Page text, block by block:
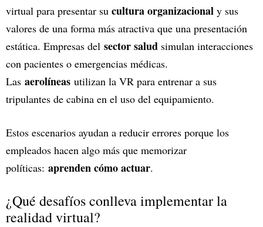
virtual para presentar su cultura organizacional y sus
valores de una forma más atractiva que una presentación
estática. Empresas del sector salud simulan interacciones
con pacientes o emergencias médicas.
Las aerolíneas utilizan la VR para entrenar a sus
tripulantes de cabina en el uso del equipamiento.
Estos escenarios ayudan a reducir errores porque los
empleados hacen algo más que memorizar
políticas: aprenden cómo actuar.
¿Qué desafíos conlleva implementar la
realidad virtual?